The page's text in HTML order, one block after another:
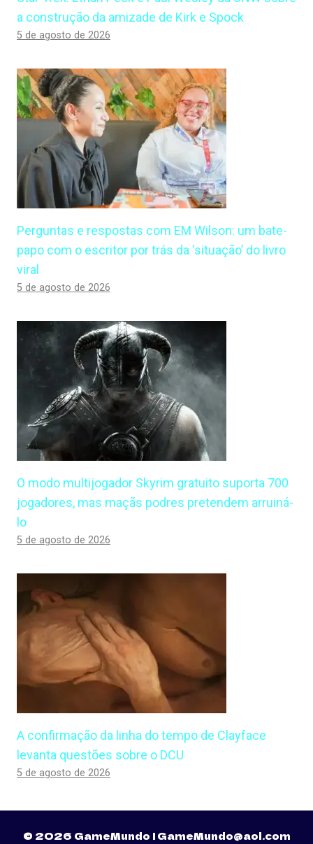
a construção da amizade de Kirk e Spock
5 de agosto de 2026
Perguntas e respostas com EM Wilson: um bate-
papo com o escritor por trás da ‘situação’ do livro
viral
5 de agosto de 2026
O modo multijogador Skyrim gratuito suporta 700
jogadores, mas maçãs podres pretendem arruiná-
lo
5 de agosto de 2026
A confirmação da linha do tempo de Clayface
levanta questões sobre o DCU
5 de agosto de 2026
© 2026 GameMundo | GameMundo@aol.com